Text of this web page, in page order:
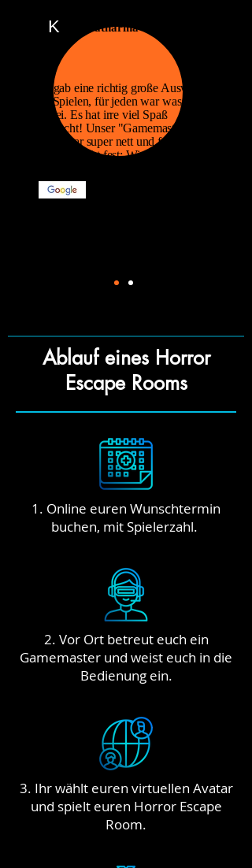
K Katharina
Es gab eine richtig große Auswahl
an Spielen, für jeden war was
dabei. Es hat irre viel Spaß
gemacht! Unser "Gamemaster"
Alex war super nett und freundlich.
Für uns steht fest: Wir kommen
Ablauf eines Horror
Escape Rooms
1. Online euren Wunschtermin
buchen, mit Spielerzahl.
2. Vor Ort betreut euch ein
Gamemaster und weist euch in die
Bedienung ein.
3. Ihr wählt euren virtuellen Avatar
und spielt euren Horror Escape
Room.